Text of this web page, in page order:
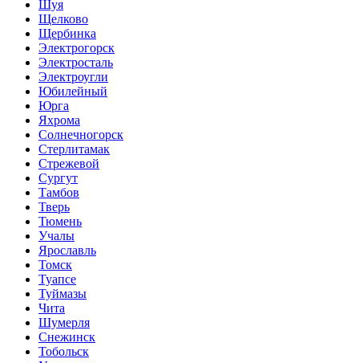
Шуя
Щелково
Щербинка
Электрогорск
Электросталь
Электроугли
Юбилейный
Юрга
Яхрома
Солнечногорск
Стерлитамак
Стрежевой
Сургут
Тамбов
Тверь
Тюмень
Учалы
Ярославль
Томск
Туапсе
Туймазы
Чита
Шумерля
Снежинск
Тобольск